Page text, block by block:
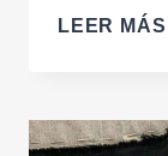
LEER MÁS